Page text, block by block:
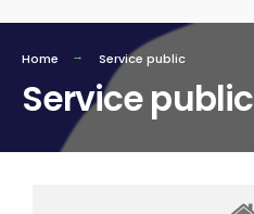
Home Service public
Service public